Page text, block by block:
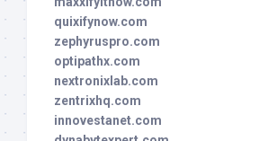
quixifynow.com
zephyruspro.com
optipathx.com
nextronixlab.com
zentrixhq.com
innovestanet.com